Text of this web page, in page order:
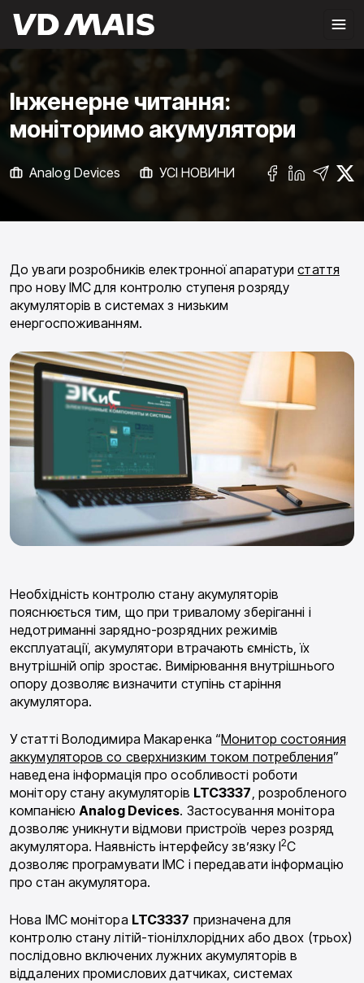
Інженерне читання:
моніторимо акумулятори
Analog Devices УСІ НОВИНИ
До уваги розробників електронної апаратуристаття
про нову ІМС для контролю ступеня розряду
акумуляторів в системах з низьким
енергоспоживанням.
Необхідність контролю стану акумуляторів
пояснюється тим, що при тривалому зберіганні і
недотриманні зарядно-розрядних режимів
експлуатації, акумулятори втрачають ємність, їх
внутрішній опір зростає. Вимірювання внутрішнього
опору дозволяє визначити ступінь старіння
акумулятора.
У статті Володимира Макаренка “Монитор состояния
аккумуляторов со сверхнизким током потребления”
наведена інформація про особливості роботи
монітору стану акумуляторів LTC3337 , розробленого
компанією Analog Devices. Застосування монітора
дозволяє уникнути відмови пристроїв через розряд
акумулятора. Наявність інтерфейсу зв’язку I2C
дозволяє програмувати ІМС і передавати інформацію
про стан акумулятора.
Нова ІМС монітора LTC3337 призначена для
контролю стану літій-тіонілхлорідних або двох (трьох)
послідовно включених лужних акумуляторів в
віддалених промислових датчиках, системах